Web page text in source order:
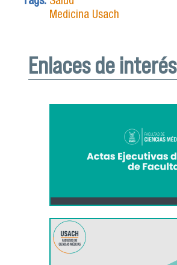
Medicina Usach
Enlaces de interés